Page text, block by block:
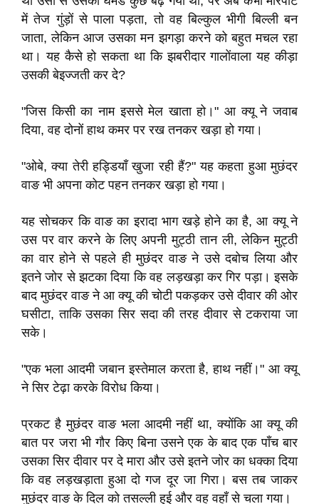
में तेज गुंड़ों से पाला पड़ता, तो वह बिल्कुल भीगी बिल्ली बन
जाता, लेकिन आज उसका मन झगड़ा करने को बहुत मचल रहा
था। यह कैसे हो सकता था कि झबरीदार गालोंवाला यह कीड़ा
उसकी बेइज्जती कर दे?
"जिस किसी का नाम इससे मेल खाता हो।" आ क्यू ने जवाब
दिया, वह दोनों हाथ कमर पर रख तनकर खड़ा हो गया।
"ओबे, क्या तेरी हड्डियाँ खुजा रही हैं?" यह कहता हुआ मुछंदर
वाङ भी अपना कोट पहन तनकर खड़ा हो गया।
यह सोचकर कि वाङ का इरादा भाग खड़े होने का है, आ क्यू ने
उस पर वार करने के लिए अपनी मुट्ठी तान ली, लेकिन मुट्ठी
का वार होने से पहले ही मुछंदर वाङ ने उसे दबोच लिया और
इतने जोर से झटका दिया कि वह लड़खड़ा कर गिर पड़ा। इसके
बाद मुछंदर वाङ ने आ क्यू की चोटी पकड़कर उसे दीवार की ओर
घसीटा, ताकि उसका सिर सदा की तरह दीवार से टकराया जा
सके।
"एक भला आदमी जबान इस्तेमाल करता है, हाथ नहीं।" आ क्यू
ने सिर टेढ़ा करके विरोध किया।
प्रकट है मुछंदर वाङ भला आदमी नहीं था, क्योंकि आ क्यू की
बात पर जरा भी गौर किए बिना उसने एक के बाद एक पाँच बार
उसका सिर दीवार पर दे मारा और उसे इतने जोर का धक्का दिया
कि वह लड़खड़ाता हुआ दो गज दूर जा गिरा। बस तब जाकर
मुछंदर वाङ के दिल को तसल्ली हुई और वह वहाँ से चला गया।